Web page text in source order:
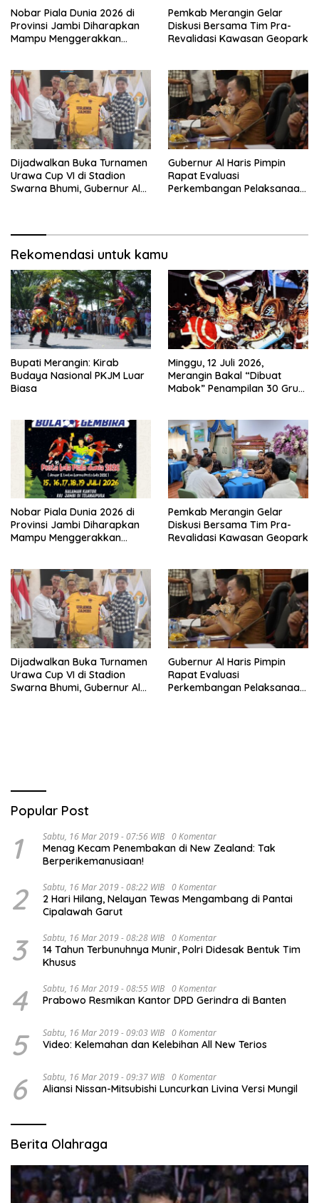
Nobar Piala Dunia 2026 di
Provinsi Jambi Diharapkan
Mampu Menggerakkan
Pemkab Merangin Gelar
Diskusi Bersama Tim Pra-
Revalidasi Kawasan Geopark
Dijadwalkan Buka Turnamen
Urawa Cup VI di Stadion
Swarna Bhumi, Gubernur Al
Gubernur Al Haris Pimpin
Rapat Evaluasi
Perkembangan Pelaksanaan
Rekomendasi untuk kamu
Bupati Merangin: Kirab
Budaya Nasional PKJM Luar
Biasa
Minggu, 12 Juli 2026,
Merangin Bakal “Dibuat
Mabok” Penampilan 30 Grup
Nobar Piala Dunia 2026 di
Provinsi Jambi Diharapkan
Mampu Menggerakkan
Pemkab Merangin Gelar
Diskusi Bersama Tim Pra-
Revalidasi Kawasan Geopark
Dijadwalkan Buka Turnamen
Urawa Cup VI di Stadion
Swarna Bhumi, Gubernur Al
Gubernur Al Haris Pimpin
Rapat Evaluasi
Perkembangan Pelaksanaan
Popular Post
1 Sabtu, 16 Mar 2019 - 07:56 WIB 0 Komentar
Menag Kecam Penembakan di New Zealand: Tak
Berperikemanusiaan!
2 Sabtu, 16 Mar 2019 - 08:22 WIB 0 Komentar
2 Hari Hilang, Nelayan Tewas Mengambang di Pantai
Cipalawah Garut
3 Sabtu, 16 Mar 2019 - 08:28 WIB 0 Komentar
14 Tahun Terbunuhnya Munir, Polri Didesak Bentuk Tim
Khusus
4 Sabtu, 16 Mar 2019 - 08:55 WIB 0 Komentar
Prabowo Resmikan Kantor DPD Gerindra di Banten
5 Sabtu, 16 Mar 2019 - 09:03 WIB 0 Komentar
Video: Kelemahan dan Kelebihan All New Terios
6 Sabtu, 16 Mar 2019 - 09:37 WIB 0 Komentar
Aliansi Nissan-Mitsubishi Luncurkan Livina Versi Mungil
Berita Olahraga